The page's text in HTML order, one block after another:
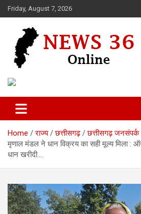
Skip
to
Friday, August 7, 2026
News 36
Home राज्य छत्तीसगढ़
छत्तीसगढ़ जनसंपर्क
मृणाल मंडल ने धान विक्रय का सही मूल्य मिला
धान खरीदी….